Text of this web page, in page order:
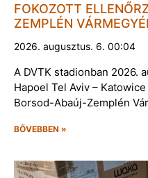
FOKOZOTT
ZEMPLÉN
2026. augusztus. 6. 00:04
A DVTK stadionban 2026.
Hapoel Tel Aviv –
Borsod-Abaúj-Zemplén
BŐVEBBEN »